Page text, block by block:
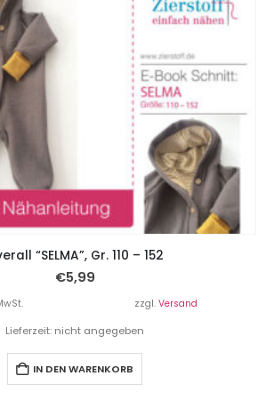
“SELMA”, Gr. 110 – 152
€5,99
zzgl. Versand
Lieferzeit: nicht angegeben
IN DEN WARENKORB